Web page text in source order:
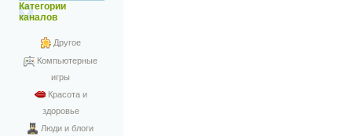
Категории
каналов
Другое
Компьютерные
игры
Красота и
здоровье
Люди и блоги